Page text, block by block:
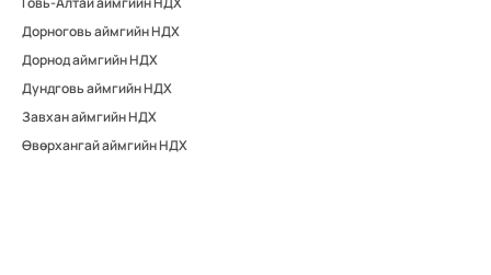
Дорноговь аймгийн НДХ
Дорнод аймгийн НДХ
Дундговь аймгийн НДХ
Завхан аймгийн НДХ
Өвөрхангай аймгийн НДХ